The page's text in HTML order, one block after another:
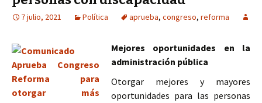
7 julio, 2021 Política aprueba, congreso, reforma
Mejores oportunidades en la
administración pública
Otorgar mejores y mayores
oportunidades para las personas